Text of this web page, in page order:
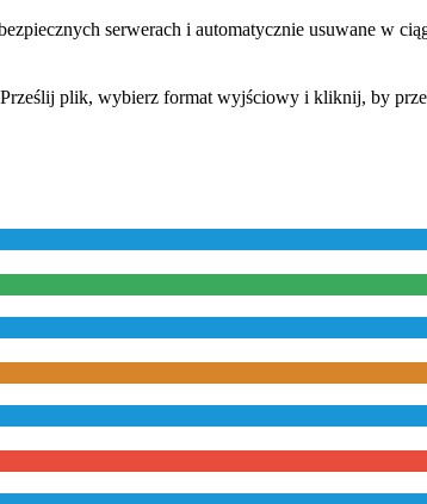
serwerach i automatycznie usuwane w
Prześlij plik, wybierz format wyjściowy i kliknij, by